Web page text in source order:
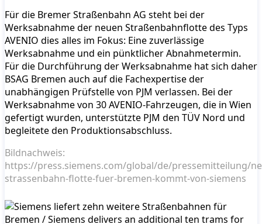
Für die Bremer Straßenbahn AG steht bei der
Werksabnahme der neuen Straßenbahnflotte des Typs
AVENIO dies alles im Fokus: Eine zuverlässige
Werksabnahme und ein pünktlicher Abnahmetermin.
Für die Durchführung der Werksabnahme hat sich daher
BSAG Bremen auch auf die Fachexpertise der
unabhängigen Prüfstelle von PJM verlassen. Bei der
Werksabnahme von 30 AVENIO-Fahrzeugen, die in Wien
gefertigt wurden, unterstützte PJM den TÜV Nord und
begleitete den Produktionsabschluss.
Bildnachweis:
https://press.siemens.com/global/de/pressemitteilung/
strassenbahn-flotte-fuer-bremen-kommt-von-siemens